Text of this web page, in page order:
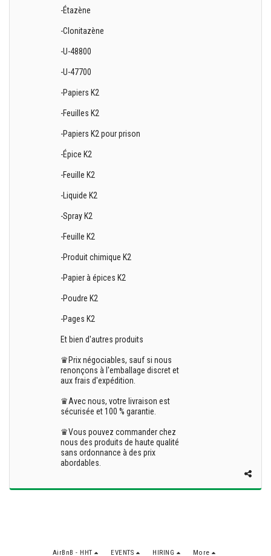
-Étazène
-Clonitazène
-U-48800
-U-47700
-Papiers K2
-Feuilles K2
-Papiers K2 pour prison
-Épice K2
-Feuille K2
-Liquide K2
-Spray K2
-Feuille K2
-Produit chimique K2
-Papier à épices K2
-Poudre K2
-Pages K2
Et bien d'autres produits
♛Prix négociables, sauf si nous
renonçons à l'emballage discret et
aux frais d'expédition.
♛Avec nous, votre livraison est
sécurisée et 100 % garantie.
♛Vous pouvez commander chez
nous des produits de haute qualité
sans ordonnance à des prix
abordables.
AirBnB - HHT EVENTS HIRING More